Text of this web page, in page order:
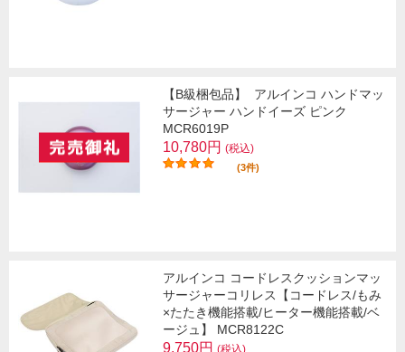
【B級梱包品】
アルインコ ハンドマッ
サージャー ハンドイーズ ピンク
MCR6019P
10,780円 (税込)
(3件)
アルインコ コードレスクッションマッ
サージャーコリレス【コードレス/もみ
×たたき機能搭載/ヒーター機能搭載/ベ
ージュ】 MCR8122C
9,750円